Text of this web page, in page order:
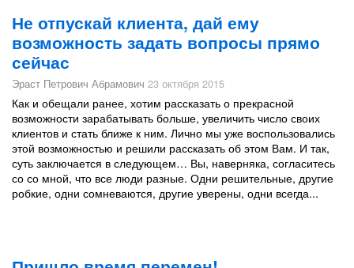
Не отпускай клиента, дай ему
возможность задать вопросы прямо
сейчас
Эраст Петрович Абрамович 23 октября 2015
Как и обещали ранее, хотим рассказать о прекрасной
возможности зарабатывать больше, увеличить число своих
клиентов и стать ближе к ним. Лично мы уже воспользовались
этой возможностью и решили рассказать об этом Вам. И так,
суть заключается в следующем… Вы, наверняка, согласитесь
со со мной, что все люди разные. Одни решительные, другие
робкие, одни сомневаются, другие уверены, одни всегда...